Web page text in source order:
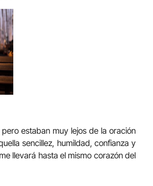
estaban muy lejos de la oración
sencillez, humildad, confianza y
llevará hasta el mismo corazón del